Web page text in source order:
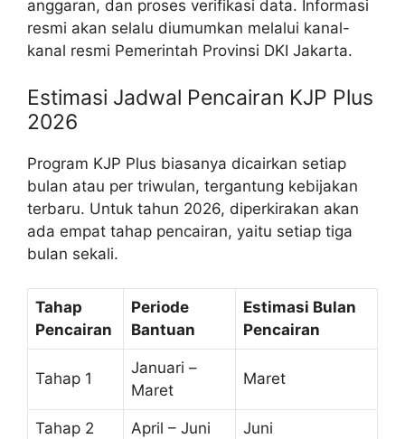
anggaran, dan proses verifikasi data. Informasi
resmi akan selalu diumumkan melalui kanal-
kanal resmi Pemerintah Provinsi DKI Jakarta.
Estimasi Jadwal Pencairan KJP Plus
2026
Program KJP Plus biasanya dicairkan setiap
bulan atau per triwulan, tergantung kebijakan
terbaru. Untuk tahun 2026, diperkirakan akan
ada empat tahap pencairan, yaitu setiap tiga
bulan sekali.
Tahap
Pencairan
Periode
Bantuan
Estimasi Bulan
Pencairan
Tahap 1
Januari –
Maret
Maret
Tahap 2 April – Juni Juni